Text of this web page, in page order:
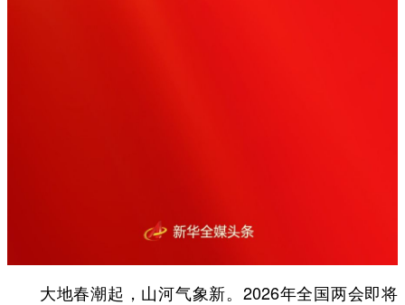
大地春潮起，山河气象新。2026年全国两会即将